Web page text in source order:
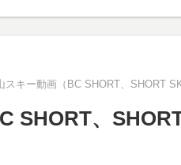
スキー動画（BC SHORT、SHORT
SHORT、